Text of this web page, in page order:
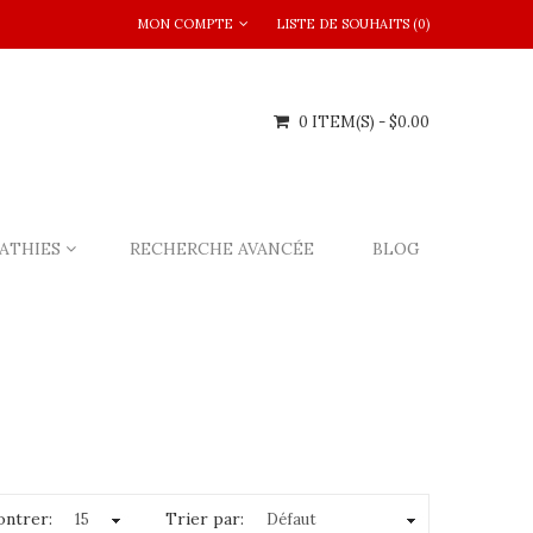
MON COMPTE LISTE DE SOUHAITS (0)
0 ITEM(S) - $0.00
RECHERCHE AVANCÉE BLOG
Trier par: